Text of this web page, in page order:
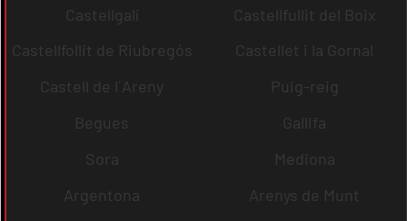
Castellgalí
Castellfullit del Boix
Castellfollit de Riubregós
Castellet i la Gornal
Castell de l´Areny
Puig-reig
Begues
Gallifa
Sora
Mediona
Argentona
Arenys de Munt